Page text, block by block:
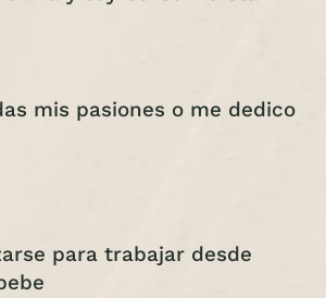
mis pasiones o me dedico
para trabajar desde